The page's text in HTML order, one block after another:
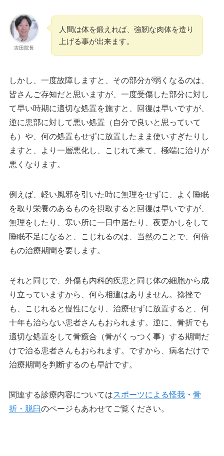
吉田院長
人間は体を鍛えれば、強靭な肉体を造り
上げる事が出来ます。
しかし、一度故障しますと、その部分が弱くなるのは、
皆さんご存知だと思いますが、一度受傷した部分に対し
て早い時期に適切な処置を施すと、回復は早いですが、
逆に患部に対して悪い処置（自分で良いと思っていて
も）や、何の処置もせずに放置したまま使いすぎたりし
ますと、より一層悪化し、こじれて来て、極端に治りが
悪くなります。
例えば、軽い風邪を引いた時に無理をせずに、よく睡眠
を取り栄養のあるものを摂取すると回復は早いですが、
無理をしたり、寒い所に一日中居たり、夜更かしをして
睡眠不足になると、こじれるのは、当然のことで、何倍
もの治療期間を要します。
それと同じで、外傷も内科的疾患と同じ体の細胞から成
り立っていますから、何ら相違はありません。捻挫で
も、こじれると慢性になり、治療せずに放置すると、何
十年も治らない患者さんもおられます。逆に、骨折でも
適切な処置をして骨癒合（骨がくっつく事）する期間だ
けで治る患者さんもおられます。ですから、病名だけで
治療期間を判断するのも早計です。
関連する診療内容についてはスポーツによる怪我・ 骨
折・脱臼のページもあわせてご覧ください。